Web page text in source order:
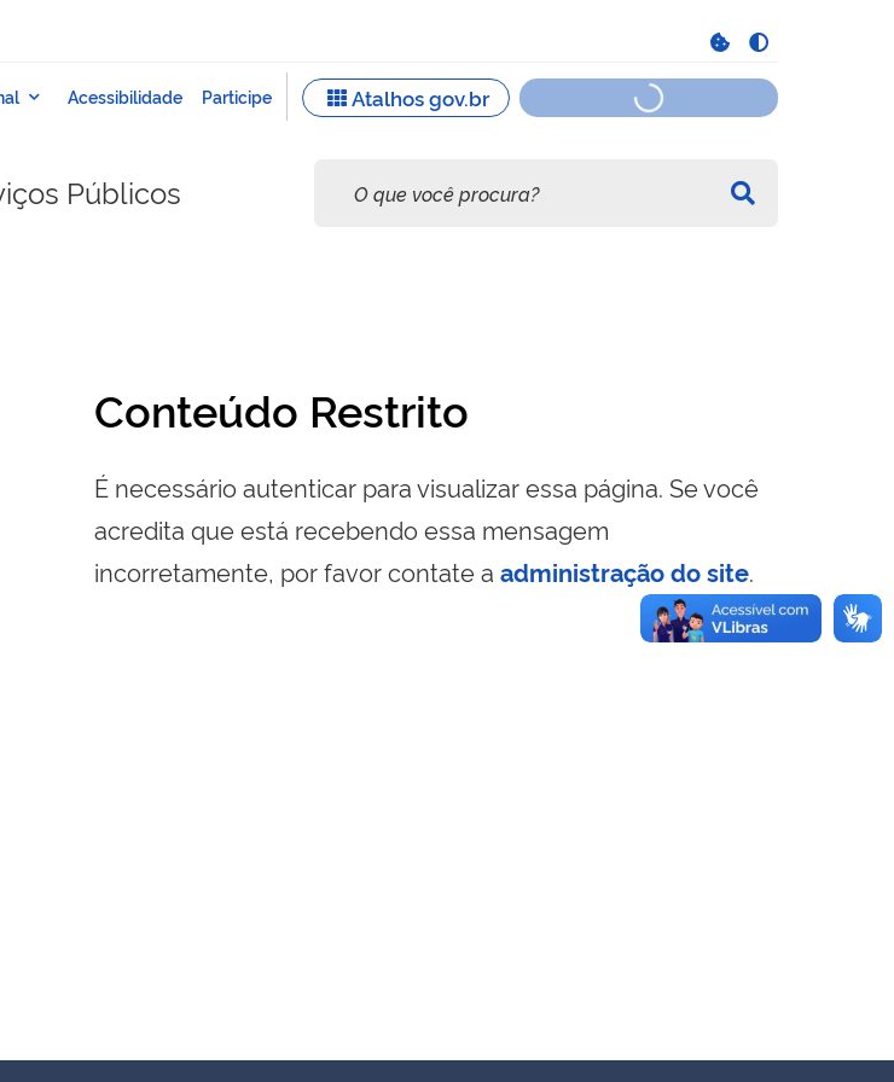
Públicos
Conteúdo Restrito
É necessário autenticar para visualizar essa página. Se você
acredita que está recebendo essa mensagem
incorretamente, por favor contate a administração do site.